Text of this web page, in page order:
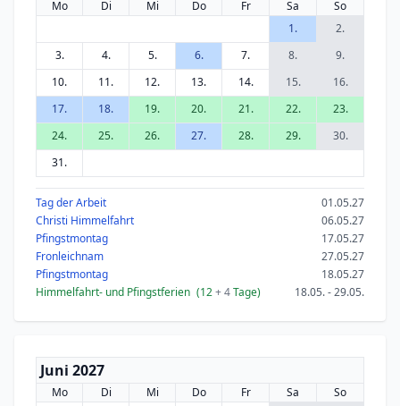
Mo Di Mi Do Fr Sa
So
1.
2.
3.
4. 5. 6. 7. 8.
9.
10.
11. 12. 13. 14. 15.
16.
17.
18. 19. 20. 21. 22.
23.
24.
25. 26. 27. 28. 29.
30.
31.
Tag der Arbeit
01.05.27
Christi Himmelfahrt
06.05.27
Pfingstmontag
17.05.27
Fronleichnam
27.05.27
Pfingstmontag
18.05.27
Himmelfahrt- und Pfingstferien (12+ 4Tage) 18.05. - 29.05.
Juni 2027
Mo Di Mi Do Fr Sa
So